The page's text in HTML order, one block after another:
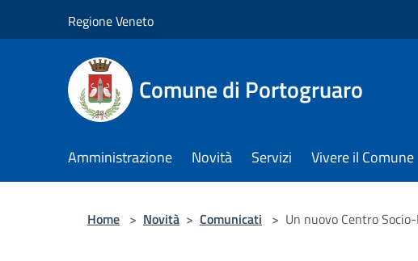
Regione Veneto
Comune di Portogruaro
Amministrazione Novità Servizi Vivere il Comune
Home > Novità > Comunicati > Un nuovo Centro